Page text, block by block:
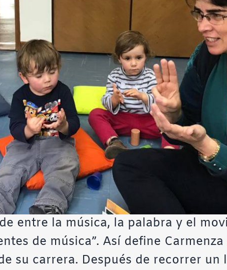
entre la música, la palabra y el
de música”. Así define
su carrera. Después de recorrer un